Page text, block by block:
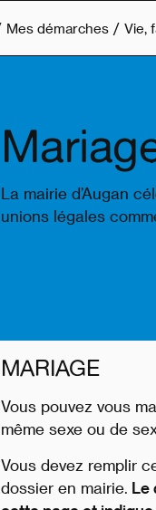
Mes démarches Vie,
La mairie d’Augan
unions légales
MARIAGE
Vous pouvez vous
même sexe ou de
Vous devez remplir
dossier en mairie. Le